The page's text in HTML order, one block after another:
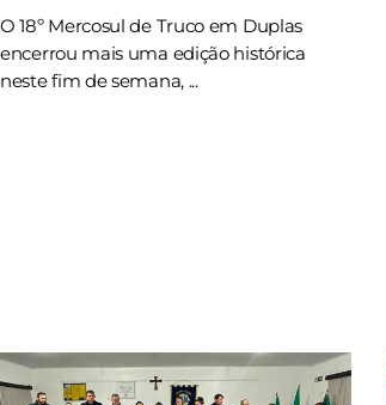
O 18º Mercosul de Truco em Duplas
encerrou mais uma edição histórica
neste fim de semana, ...